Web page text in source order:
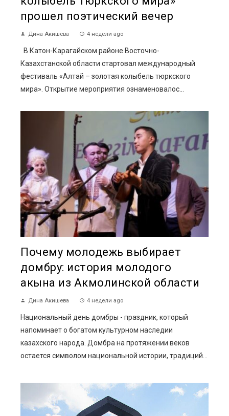
прошел поэтический вечер
Дина Акишева 4 недели ago
В Катон-Карагайском районе Восточно-
Казахстанской области стартовал международный
фестиваль «Алтай – золотая колыбель тюркского
мира». Открытие мероприятия ознаменовалос...
Почему молодежь выбирает
домбру: история молодого
акына из Акмолинской области
Дина Акишева 4 недели ago
Национальный день домбры - праздник, который
напоминает о богатом культурном наследии
казахского народа. Домбра на протяжении веков
остается символом национальной истории, традиций...